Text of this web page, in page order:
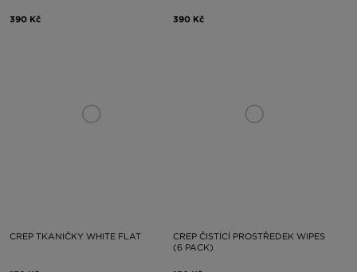
390 Kč 390 Kč
CREP TKANIČKY WHITE FLAT
CREP ČISTÍCÍ PROSTŘEDEK WIPES
(6 PACK)